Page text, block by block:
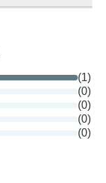
(1)
(0)
(0)
(0)
(0)